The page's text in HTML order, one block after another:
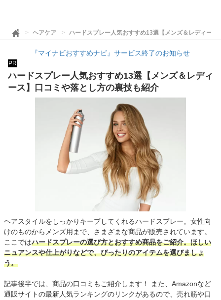
ヘアケア ハードスプレー人気おすすめ13選【メンズ＆レディー
『マイナビおすすめナビ』サービス終了のお知らせ
PR
ハードスプレー人気おすすめ13選【メンズ＆レディ
ース】口コミや落とし方の裏技も紹介
ヘアスタイルをしっかりキープしてくれるハードスプレー。女性向
けのものからメンズ用まで、さまざまな商品が販売されています。
ここではハードスプレーの選び方とおすすめ商品をご紹介。ほしい
ニュアンスや仕上がりなどで、ぴったりのアイテムを選びましょ
う。
記事後半では、商品の口コミもご紹介します！ また、Amazonなど
通販サイトの最新人気ランキングのリンクがあるので、売れ筋や口